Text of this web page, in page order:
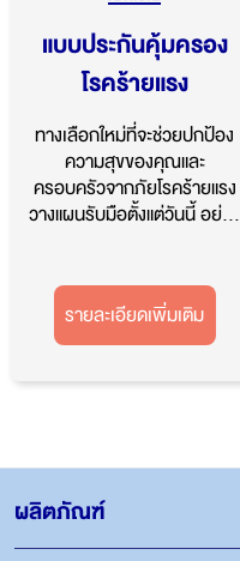
แบบประกันคุ้มครอง
โรคร้ายแรง
ทางเลือกใหม่ที่จะช่วยปกป้อง
ความสุขของคุณและ
ครอบครัวจากภัยโรคร้ายแรง
วางแผนรับมือตั้งแต่วันนี้ อย่...
รายละเอียดเพิ่มเติม
ผลิตภัณฑ์